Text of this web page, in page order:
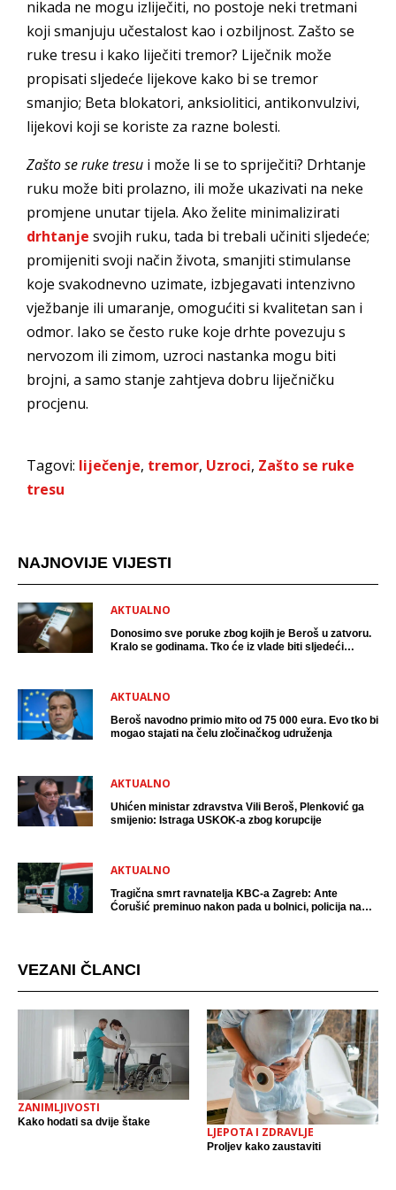
nikada ne mogu izliječiti, no postoje neki tretmani
koji smanjuju učestalost kao i ozbiljnost. Zašto se
ruke tresu i kako liječiti tremor? Liječnik može
propisati sljedeće lijekove kako bi se tremor
smanjio; Beta blokatori, anksiolitici, antikonvulzivi,
lijekovi koji se koriste za razne bolesti.
Zašto se ruke tresu i može li se to spriječiti? Drhtanje
ruku može biti prolazno, ili može ukazivati na neke
promjene unutar tijela. Ako želite minimalizirati
drhtanje svojih ruku, tada bi trebali učiniti sljedeće;
promijeniti svoji način života, smanjiti stimulanse
koje svakodnevno uzimate, izbjegavati intenzivno
vježbanje ili umaranje, omogućiti si kvalitetan san i
odmor. Iako se često ruke koje drhte povezuju s
nervozom ili zimom, uzroci nastanka mogu biti
brojni, a samo stanje zahtjeva dobru liječničku
procjenu.
Tagovi: liječenje, tremor, Uzroci, Zašto se ruke
tresu
NAJNOVIJE VIJESTI
AKTUALNO
Donosimo sve poruke zbog kojih je Beroš u zatvoru.
Kralo se godinama. Tko će iz vlade biti sljedeći
AKTUALNO
Beroš navodno primio mito od 75 000 eura. Evo tko bi
mogao stajati na čelu zločinačkog udruženja
AKTUALNO
Uhićen ministar zdravstva Vili Beroš, Plenković ga
smijenio: Istraga USKOK-a zbog korupcije
AKTUALNO
Tragična smrt ravnatelja KBC-a Zagreb: Ante
Ćorušić preminuo nakon pada u bolnici, policija na
VEZANI ČLANCI
ZANIMLJIVOSTI
Kako hodati sa dvije štake
LJEPOTA I ZDRAVLJE
Proljev kako zaustaviti